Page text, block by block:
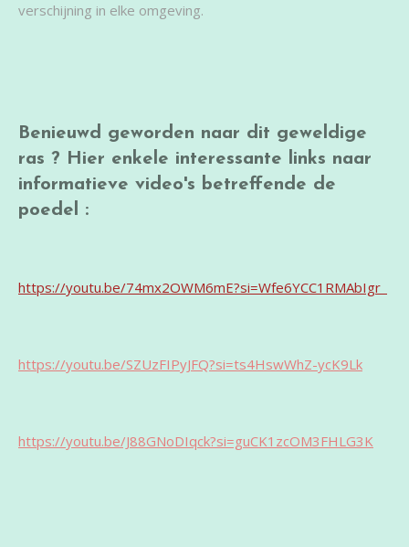
verschijning in elke omgeving.
Benieuwd geworden naar dit geweldige
ras ? Hier enkele interessante links naar
informatieve video's betreffende de
poedel :
https://youtu.be/74mx2OWM6mE?si=Wfe6YCC1RMAbIgr_
https://youtu.be/SZUzFIPyJFQ?si=ts4HswWhZ-ycK9Lk
https://youtu.be/J88GNoDIqck?si=guCK1zcOM3FHLG3K